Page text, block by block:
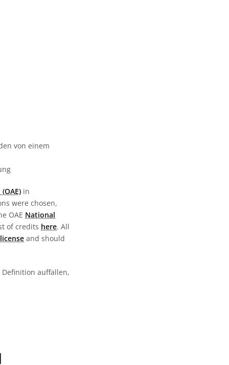
von einem
in
were chosen,
OAE National
of credits here. All
and should
auffallen,